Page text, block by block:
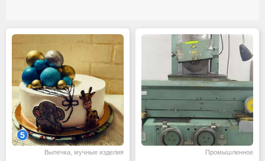
5
Выпечка, мучные изделия Промышленное